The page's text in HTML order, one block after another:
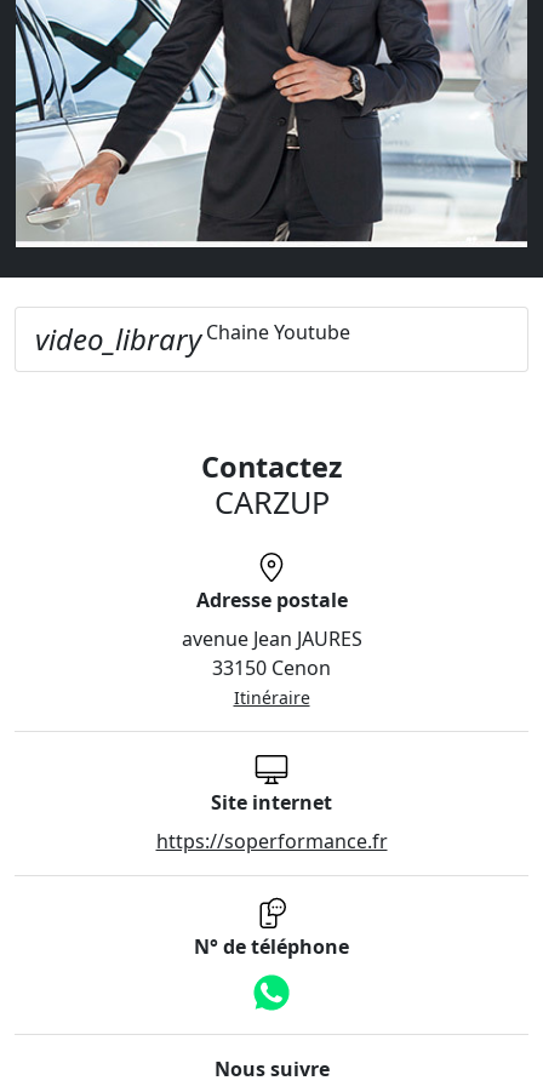
Les meilleurs prix du marché grâce à des partenariats
solides, votre banquier aura du mal à y croire !
07 61 20 56 87
04 65 84 42 34
contact@soperformance.fr
video_libraryChaine Youtube
Contactez
CARZUP
Adresse postale
avenue Jean JAURES
33150 Cenon
Itinéraire
Site internet
https://soperformance.fr
N° de téléphone
Nous suivre